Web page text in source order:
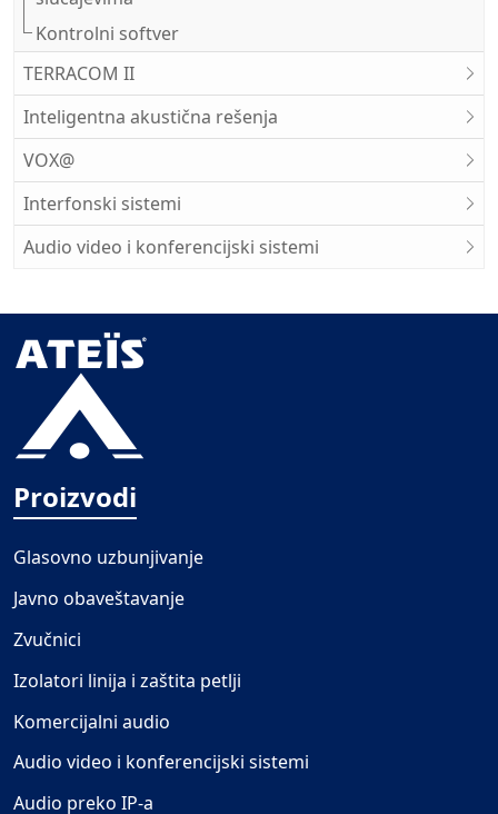
Kontrolni softver
TERRACOM II
Inteligentna akustična rešenja
VOX@
Interfonski sistemi
Audio video i konferencijski sistemi
Proizvodi
Glasovno uzbunjivanje
Javno obaveštavanje
Zvučnici
Izolatori linija i zaštita petlji
Komercijalni audio
Audio video i konferencijski sistemi
Audio preko IP-a